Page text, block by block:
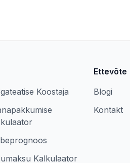
Koostaja
Kalkulaator
Ettevõte
Blogi
Kontakt